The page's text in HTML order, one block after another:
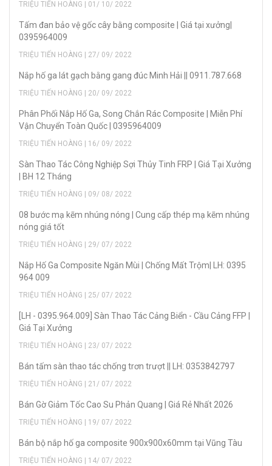
TRIỆU TIẾN HOÀNG | 01/ 10/ 2022
Tấm đan bảo vệ gốc cây bằng composite | Giá tại xưởng|
0395964009
TRIỆU TIẾN HOÀNG | 27/ 09/ 2022
Nắp hố ga lát gạch bằng gang đúc Minh Hải || 0911.787.668
TRIỆU TIẾN HOÀNG | 20/ 09/ 2022
Phân Phối Nắp Hố Ga, Song Chắn Rác Composite | Miễn Phí
Vận Chuyển Toàn Quốc | 0395964009
TRIỆU TIẾN HOÀNG | 16/ 09/ 2022
Sàn Thao Tác Công Nghiệp Sợi Thủy Tinh FRP | Giá Tại Xưởng
| BH 12 Tháng
TRIỆU TIẾN HOÀNG | 09/ 08/ 2022
08 bước mạ kẽm nhúng nóng | Cung cấp thép mạ kẽm nhúng
nóng giá tốt
TRIỆU TIẾN HOÀNG | 29/ 07/ 2022
Nắp Hố Ga Composite Ngăn Mùi | Chống Mất Trộm| LH: 0395
964 009
TRIỆU TIẾN HOÀNG | 25/ 07/ 2022
[LH - 0395.964.009] Sàn Thao Tác Cảng Biển - Cầu Cảng FFP |
Giá Tại Xưởng
TRIỆU TIẾN HOÀNG | 23/ 07/ 2022
Bán tấm sàn thao tác chống trơn trượt || LH: 0353842797
TRIỆU TIẾN HOÀNG | 21/ 07/ 2022
Bán Gờ Giảm Tốc Cao Su Phản Quang | Giá Rẻ Nhất 2026
TRIỆU TIẾN HOÀNG | 19/ 07/ 2022
Bán bộ nắp hố ga composite 900x900x60mm tại Vũng Tàu
TRIỆU TIẾN HOÀNG | 14/ 07/ 2022